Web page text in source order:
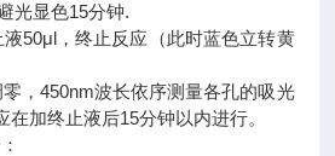
光显色15分钟.
50μl，终止反应（此时蓝色立转黄
，450nm波长依序测量各孔的吸光
在加终止液后15分钟以内进行。